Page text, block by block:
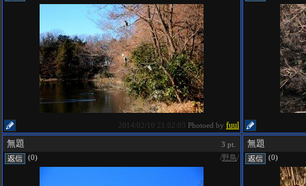
2014/02/10 21:02:03 Photoed by fuul
無題
3 pt.
(0)
/野鳥/
無題
(0)